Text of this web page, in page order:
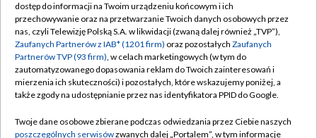
Abonament TVP
Emisja w TVP
Centrum informacji TVP
Naziemna Telewizja Cyfrowa
Rada Programowa
Regulamin TVP
Polityka prywatności
Moje zgody
Pomoc
dostęp do informacji na Twoim urządzeniu końcowym i ich
przechowywanie oraz na przetwarzanie Twoich danych osobowych przez
nas, czyli Telewizję Polską S.A. w likwidacji (zwaną dalej również „TVP”),
Zaufanych Partnerów z IAB* (1201 firm) oraz pozostałych Zaufanych
Partnerów TVP (93 firm), w celach marketingowych (w tym do
zautomatyzowanego dopasowania reklam do Twoich zainteresowań i
mierzenia ich skuteczności) i pozostałych, które wskazujemy poniżej, a
także zgody na udostępnianie przez nas identyfikatora PPID do Google.
Twoje dane osobowe zbierane podczas odwiedzania przez Ciebie naszych
poszczególnych serwisówzwanych dalej „Portalem”, w tym informacje